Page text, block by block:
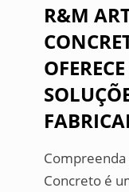
R&M
Concreto é